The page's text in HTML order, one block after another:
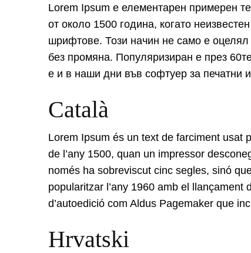
Lorem Ipsum е елементарен примерен
от около 1500 година, когато
шрифтове. Този начин не само е оцелял
без промяна. Популяризиран е през
е и в наши дни във софтуер за печатни
Català
Lorem Ipsum és un text de farciment usat
de l’any 1500, quan un impressor
només ha sobreviscut cinc segles, sinó
popularitzar l’any 1960 amb el
d’autoedició com Aldus Pagemaker que
Hrvatski